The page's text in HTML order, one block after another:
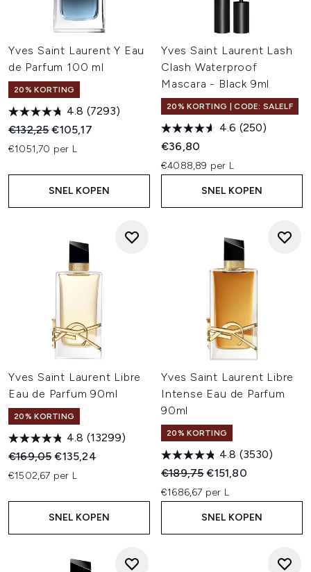
Yves Saint Laurent Y Eau
de Parfum 100 ml
20% KORTING
4.8 (7293)
Recommended Retail Price:
€132,25Huidige prijs:
€105,17
€1051,70 per L
SNEL KOPEN
Yves Saint Laurent Lash
Clash Waterproof
Mascara - Black 9ml
20% KORTING | CODE: SALELF
4.6 (250)
€36,80
€4088,89 per L
SNEL KOPEN
Yves Saint Laurent Libre
Eau de Parfum 90ml
20% KORTING
4.8 (13299)
Recommended Retail Price:
€169,05Huidige prijs:
€135,24
€1502,67 per L
SNEL KOPEN
Yves Saint Laurent Libre
Intense Eau de Parfum
90ml
20% KORTING
4.8 (3530)
Recommended Retail Price:
€189,75Huidige prijs:
€151,80
€1686,67 per L
SNEL KOPEN